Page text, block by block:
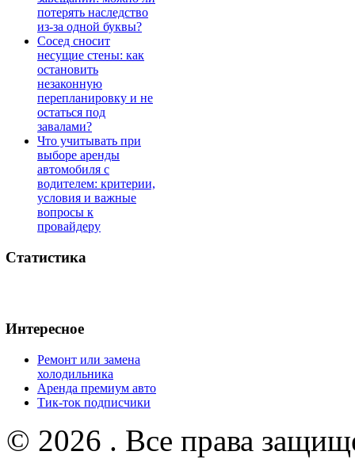
потерять наследство
из-за одной буквы?
Сосед сносит
несущие стены: как
остановить
незаконную
перепланировку и не
остаться под
завалами?
Что учитывать при
выборе аренды
автомобиля с
водителем: критерии,
условия и важные
вопросы к
провайдеру
Статистика
Интересное
Ремонт или замена
холодильника
Аренда премиум авто
Тик-ток подписчики
© 2026 . Все права